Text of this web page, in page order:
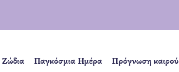
Ζώδια Παγκόσμια Ημέρα Πρόγνωση καιρού